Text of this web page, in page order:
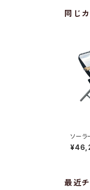
同じ
ソー
最近